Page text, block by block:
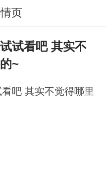
页
试看吧 其实不
~
看吧 其实不觉得哪里